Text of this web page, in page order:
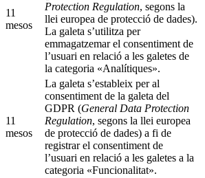
11
mesos
Protection Regulation, segons la
llei europea de protecció de dades).
La galeta s’utilitza per
emmagatzemar el consentiment de
l’usuari en relació a les galetes de
la categoria «Analítiques».
11
mesos
La galeta s’estableix per al
consentiment de la galeta del
GDPR (General Data Protection
Regulation, segons la llei europea
de protecció de dades) a fi de
registrar el consentiment de
l’usuari en relació a les galetes a la
categoria «Funcionalitat».